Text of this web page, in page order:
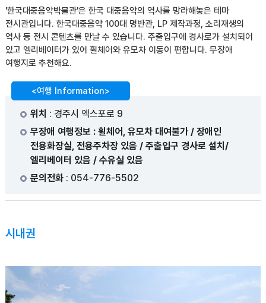
'한국대중음악박물관'은 한국 대중음악의 역사를 망라해놓은 테마
전시관입니다. 한국대중음악 100대 명반관, LP 제작과정, 소리재생의
역사 등 전시 콘텐츠를 만날 수 있습니다. 주출입구에 경사로가 설치되어
있고 엘리베이터가 있어 휠체어와 유모차 이동이 편합니다. 무장애
여행지로 추천해요.
<여행 Information>
위치 : 경주시 엑스포로 9
무장애 여행정보 : 휠체어, 유모차 대여불가 / 장애인
전용화장실, 전용주차장 있음 / 주출입구 경사로 설치/
엘리베이터 있음 / 수유실 있음
문의전화: 054-776-5502
시내권